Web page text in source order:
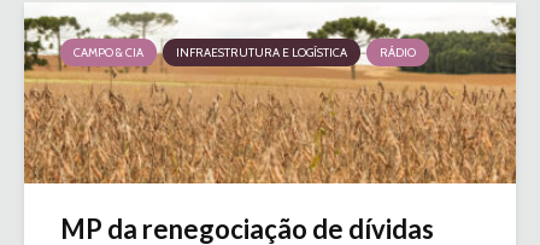
CAMPO & CIA INFRAESTRUTURA E LOGÍSTICA RÁDIO
MP da renegociação de dívidas